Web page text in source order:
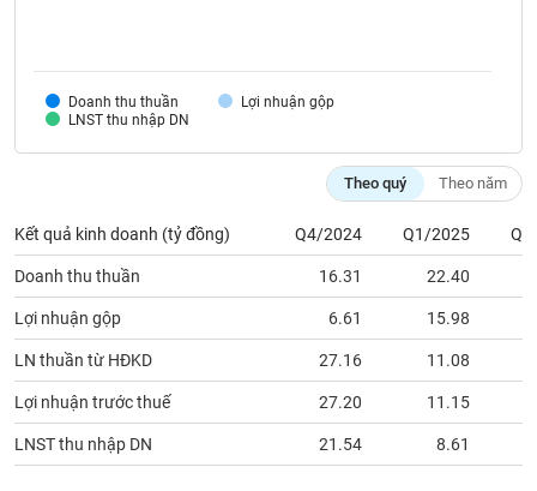
Doanh thu thuần
Lợi nhuận gộp
LNST thu nhập DN
Theo quý Theo năm
Kết quả kinh doanh (tỷ đồng) Q4/2024 Q1/2025
Doanh thu thuần 16.31 22.40
Lợi nhuận gộp 6.61 15.98
LN thuần từ HĐKD 27.16 11.08
Lợi nhuận trước thuế 27.20 11.15
LNST thu nhập DN 21.54 8.61
DỊCH
TIỆN
ÍCH
BẤT